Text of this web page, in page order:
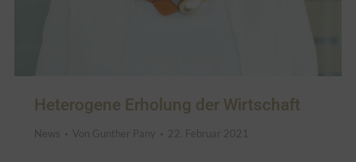
Heterogene Erholung der Wirtschaft
News Von Gunther Pany 22. Februar 2021